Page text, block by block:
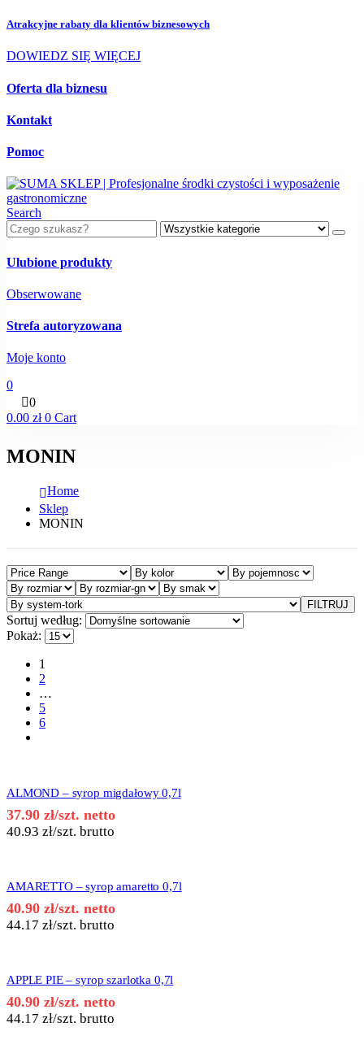
Atrakcyjne rabaty dla klientów biznesowych
DOWIEDZ SIĘ WIĘCEJ
Oferta dla biznesu
Kontakt
Pomoc
Search
Ulubione produkty
Obserwowane
Strefa autoryzowana
Moje konto
0
0
0.00 zł 0 Cart
MONIN
Home
Sklep
MONIN
FILTRUJ
Sortuj według:
Pokaż:
1
2
…
5
6
ALMOND – syrop migdałowy 0,7l
37.90 zł/szt. netto
40.93 zł/szt. brutto
AMARETTO – syrop amaretto 0,7l
40.90 zł/szt. netto
44.17 zł/szt. brutto
APPLE PIE – syrop szarlotka 0,7l
40.90 zł/szt. netto
44.17 zł/szt. brutto